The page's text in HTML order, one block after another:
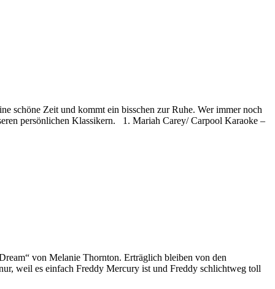
schöne Zeit und kommt ein bisschen zur Ruhe. Wer immer noch
persönlichen Klassikern. 1. Mariah Carey/ Carpool Karaoke –
von Melanie Thornton. Erträglich bleiben von den
weil es einfach Freddy Mercury ist und Freddy schlichtweg toll